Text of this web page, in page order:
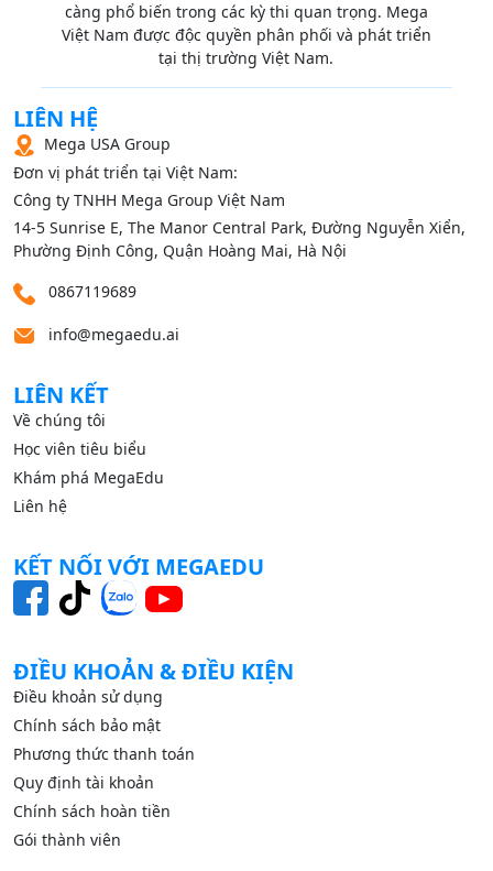
càng phổ biến trong các kỳ thi quan trọng. Mega
Việt Nam được độc quyền phân phối và phát triển
tại thị trường Việt Nam.
LIÊN HỆ
Mega USA Group
Đơn vị phát triển tại Việt Nam:
Công ty TNHH Mega Group Việt Nam
14‑5 Sunrise E, The Manor Central Park, Đường Nguyễn Xiển,
Phường Định Công, Quận Hoàng Mai, Hà Nội
0867119689
info@megaedu.ai
LIÊN KẾT
Về chúng tôi
Học viên tiêu biểu
Khám phá MegaEdu
Liên hệ
KẾT NỐI VỚI MEGAEDU
ĐIỀU KHOẢN & ĐIỀU KIỆN
Điều khoản sử dụng
Chính sách bảo mật
Phương thức thanh toán
Quy định tài khoản
Chính sách hoàn tiền
Gói thành viên